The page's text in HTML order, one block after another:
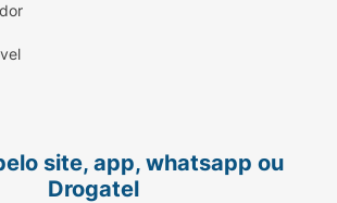
site, app, whatsapp ou
Drogatel